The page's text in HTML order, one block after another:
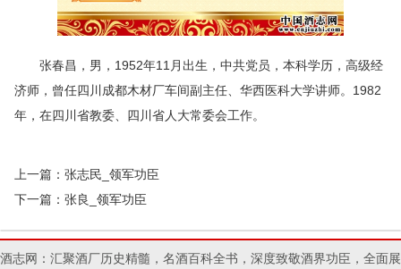
张春昌，男，1952年11月出生，中共党员，本科学历，高级经
济师，曾任四川成都木材厂车间副主任、华西医科大学讲师。1982
年，在四川省教委、四川省人大常委会工作。
上一篇： 张志民_领军功臣
下一篇： 张良_领军功臣
酒志网：汇聚酒厂历史精髓，名酒百科全书，深度致敬酒界功臣，全面展